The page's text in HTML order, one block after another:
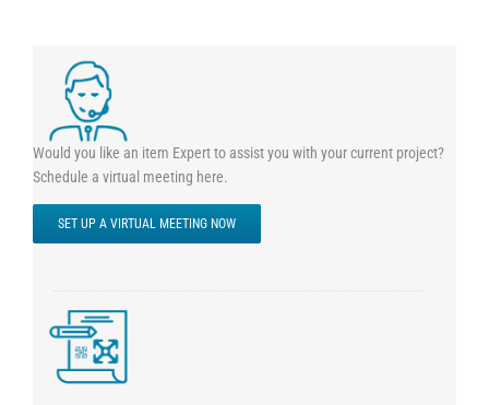
Would you like an item Expert to assist you with your current project?
Schedule a virtual meeting here.
SET UP A VIRTUAL MEETING NOW